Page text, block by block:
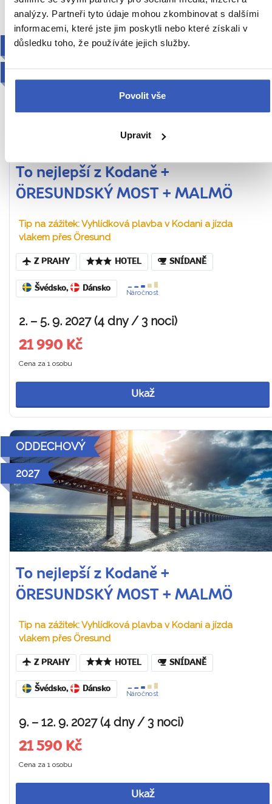
analýzy. Partneři tyto údaje mohou zkombinovat s dalšími
informacemi, které jste jim poskytli nebo které získali v
důsledku toho, že používáte jejich služby.
Povolit vše
Upravit
ODDECHOVÝ
2027
To nejlepší z Kodaně +
ÖRESUNDSKÝ MOST + MALMÖ
Tip na zážitek: Vyhlídková plavba v Kodani a jízda
vlakem přes Öresund
Z PRAHY HOTEL SNÍDANĚ
Švédsko, Dánsko
Náročnost
2. – 5. 9. 2027 (4 dny / 3 noci)
21 990 Kč
Cena za 1 osobu
Ukaž
ODDECHOVÝ
2027
To nejlepší z Kodaně +
ÖRESUNDSKÝ MOST + MALMÖ
Tip na zážitek: Vyhlídková plavba v Kodani a jízda
vlakem přes Öresund
Z PRAHY HOTEL SNÍDANĚ
Švédsko, Dánsko
Náročnost
9. – 12. 9. 2027 (4 dny / 3 noci)
21 590 Kč
Cena za 1 osobu
Ukaž